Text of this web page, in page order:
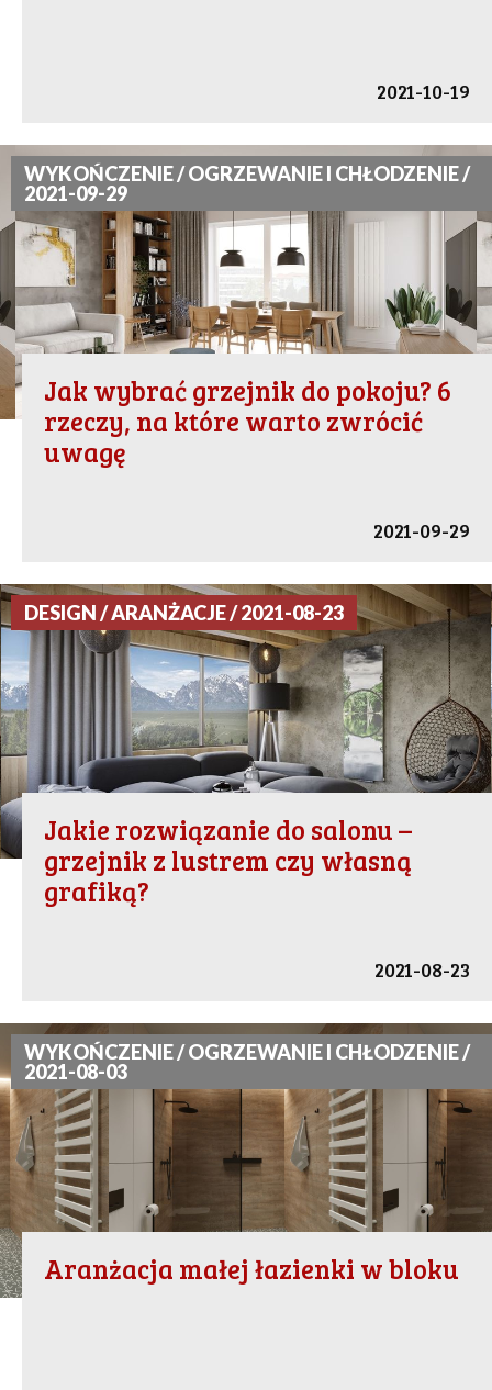
2021-10-19
WYKOŃCZENIE / OGRZEWANIE I CHŁODZENIE /
2021-09-29
Jak wybrać grzejnik do pokoju? 6
rzeczy, na które warto zwrócić
uwagę
2021-09-29
DESIGN / ARANŻACJE / 2021-08-23
Jakie rozwiązanie do salonu –
grzejnik z lustrem czy własną
grafiką?
2021-08-23
WYKOŃCZENIE / OGRZEWANIE I CHŁODZENIE /
2021-08-03
Aranżacja małej łazienki w bloku